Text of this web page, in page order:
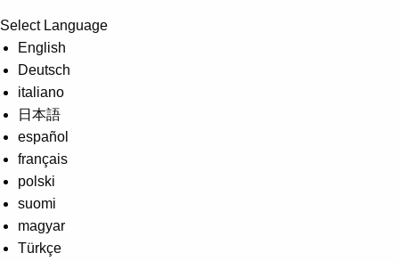
Select Language
English
Deutsch
italiano
日本語
español
français
polski
suomi
magyar
Türkçe